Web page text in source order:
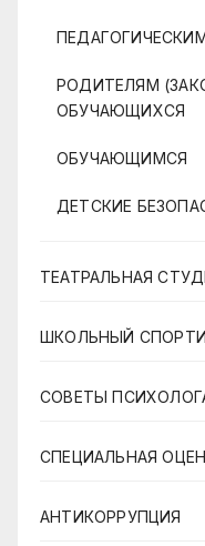
РОДИТЕЛЯМ
ОБУЧАЮЩИХСЯ
ОБУЧАЮЩИМСЯ
ДЕТСКИЕ
ТЕАТРАЛЬНАЯ
ШКОЛЬНЫЙ
СОВЕТЫ
СПЕЦИАЛЬНАЯ
АНТИКОРРУПЦИЯ